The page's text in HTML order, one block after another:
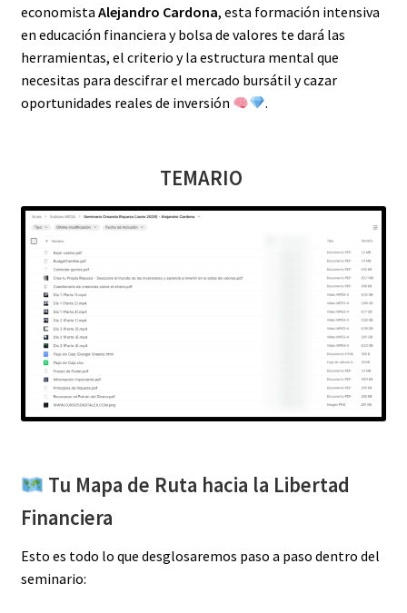
economista Alejandro Cardona, esta formación intensiva
en educación financiera y bolsa de valores te dará las
herramientas, el criterio y la estructura mental que
necesitas para descifrar el mercado bursátil y cazar
oportunidades reales de inversión
.
TEMARIO
Tu Mapa de Ruta hacia la Libertad
Financiera
Esto es todo lo que desglosaremos paso a paso dentro del
seminario: